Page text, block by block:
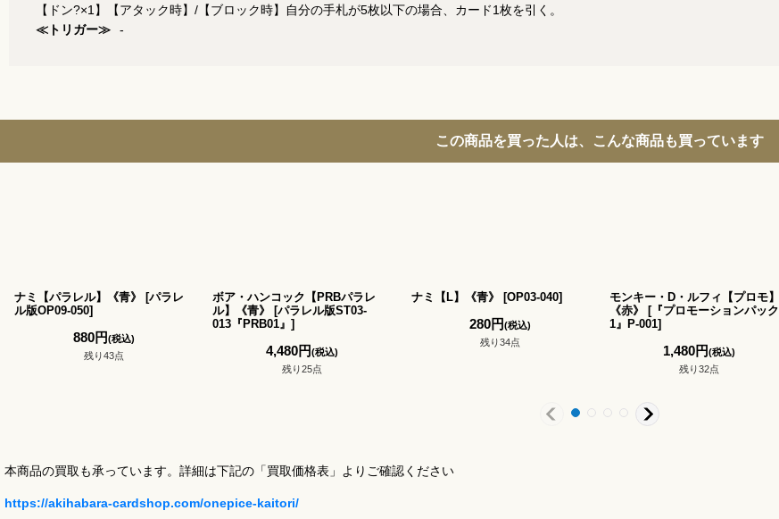
【ドン?×1】【アタック時】/【ブロック時】自分の手札が5枚以下の場合、カード1枚を引く。
≪トリガー≫
-
この商品を買った人は、こんな商品も買っています
ナミ【パラレル】《青》 [パラレ
ル版OP09-050]
880円(税込)
残り43点
ボア・ハンコック【PRBパラレ
ル】《青》
[パラレル版ST03-
013『PRB01』]
4,480円(税込)
残り25点
ナミ【L】《青》 [OP03-040]
280円(税込)
残り34点
モンキー・D・ルフィ【プロモ】
《赤》
[『プロモーションパック
1』P-001]
1,480円(税込)
残り32点
本商品の買取も承っています。詳細は下記の「買取価格表」よりご確認ください
https://akihabara-cardshop.com/onepice-kaitori/